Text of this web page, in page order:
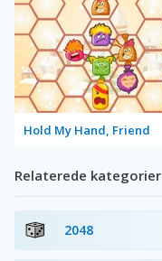
Hold My Hand, Friend
Relaterede kategorier
2048